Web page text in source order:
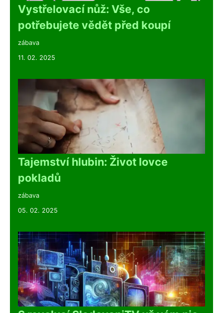
Vystřelovací nůž: Vše, co
potřebujete vědět před koupí
zábava
11. 02. 2025
Tajemství hlubin: Život lovce
pokladů
zábava
05. 02. 2025